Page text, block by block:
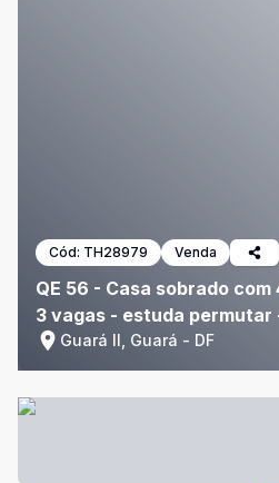
Cód: TH28979 Venda
QE 56 - Casa sobrado
3 vagas - estuda permutar
Guará II, Guará - DF